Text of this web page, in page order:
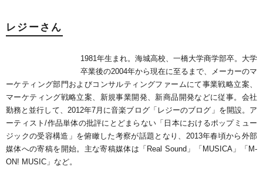
レジーさん
1981年生まれ。海城高校、一橋大学商学部卒。大学
卒業後の2004年から現在に至るまで、メーカーのマ
ーケティング部門およびコンサルティングファームにて事業戦略立案、
マーケティング戦略立案、新規事業開発、新商品開発などに従事。会社
勤務と並行して、2012年7月に音楽ブログ「レジーのブログ」を開設。ア
ーティスト/作品単体の批評にとどまらない「日本におけるポップミュー
ジックの受容構造」を俯瞰した考察が話題となり、2013年春頃から外部
媒体への寄稿を開始。主な寄稿媒体は「Real Sound」「MUSICA」「M-
ON! MUSIC」など。